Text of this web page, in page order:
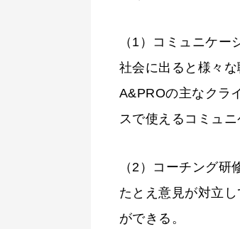
（1）コミュニケー
社会に出ると様々
A&PROの主なクラ
スで使えるコミュ
（2）コーチング研
たとえ意見が対立
ができる。